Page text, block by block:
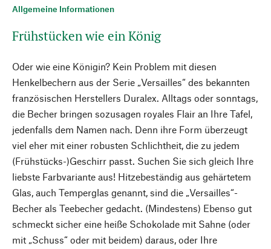
Allgemeine Informationen
Frühstücken wie ein König
Oder wie eine Königin? Kein Problem mit diesen
Henkelbechern aus der Serie „Versailles“ des bekannten
französischen Herstellers Duralex. Alltags oder sonntags,
die Becher bringen sozusagen royales Flair an Ihre Tafel,
jedenfalls dem Namen nach. Denn ihre Form überzeugt
viel eher mit einer robusten Schlichtheit, die zu jedem
(Frühstücks-)Geschirr passt. Suchen Sie sich gleich Ihre
liebste Farbvariante aus! Hitzebeständig aus gehärtetem
Glas, auch Temperglas genannt, sind die „Versailles“-
Becher als Teebecher gedacht. (Mindestens) Ebenso gut
schmeckt sicher eine heiße Schokolade mit Sahne (oder
mit „Schuss“ oder mit beidem) daraus, oder Ihre